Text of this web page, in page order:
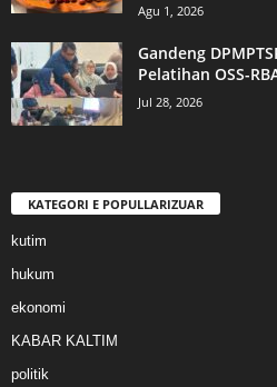
Agu 1, 2026
Gandeng
Pelatihan OSS-
Jul 28, 2026
KATEGORI E POPULLARIZUAR
kutim
hukum
ekonomi
KABAR KALTIM
politik